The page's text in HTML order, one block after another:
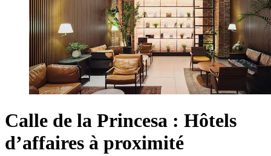
Calle de la Princesa : Hôtels
d’affaires à proximité